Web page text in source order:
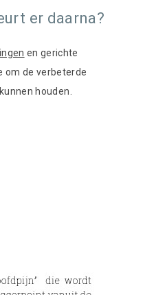
er daarna?
en gerichte
om de verbeterde
houden.